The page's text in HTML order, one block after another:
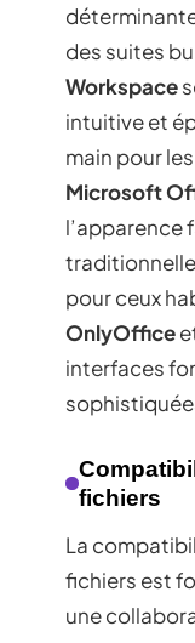
des suites
Workspace
intuitive et
main pour
Microsoft
l’apparence
pour ceux
OnlyOffice
interfaces
fichiers
La
fichiers est
une